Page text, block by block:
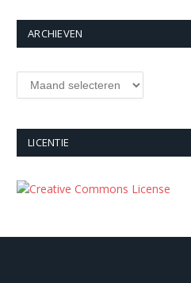
ARCHIEVEN
Archieven
LICENTIE